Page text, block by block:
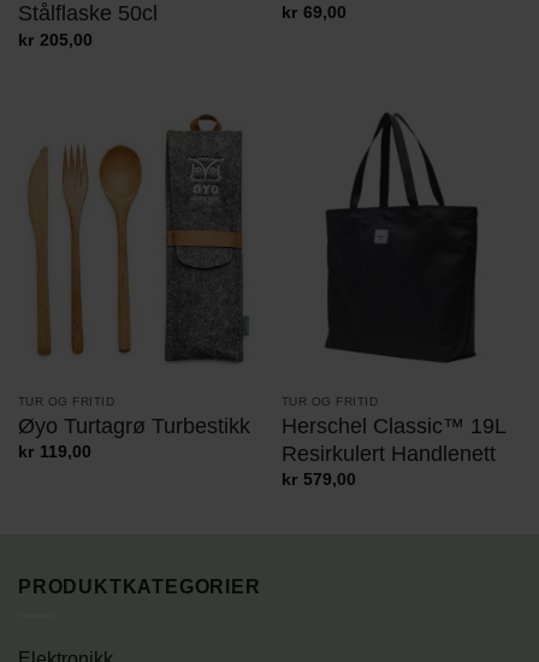
Stålflaske 50cl
kr 205,00
kr 69,00
TUR OG FRITID
Øyo Turtagrø Turbestikk
kr 119,00
TUR OG FRITID
Herschel Classic™ 19L
Resirkulert Handlenett
kr 579,00
PRODUKTKATEGORIER